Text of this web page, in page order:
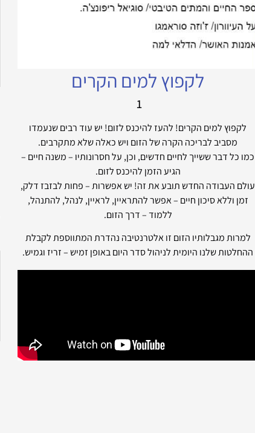
לקפוץ למים הקרים
1
לקפוץ למים הקרים! להעז להיכנס לזום! יש עוד רבים שנעמדו
מסביב לבריכה הקרה של הזום ויש כאלה שלא מתקרבים.
כמו כל דבר ששייך לחיים חדשים, וכן, על חסרונותיו – משנה חיים –
הגיע הזמן להיכנס לזום.
עולם העבודה החדש תובע את זה! יש אפשרות – פחות לבזבז דלק,
זמן וללא סיכון חיים – אפשר להתראיין, לראיין, לנהל, להתנהל,
ללמוד – דרך הזום.
למרות מגבלותיו הזום זו אלטרנטיבה נהדרת המתווספת לקבלת
ההחלטות שלנו היומית לניהול סדר היום באופן זמיש – זריז וגמיש.